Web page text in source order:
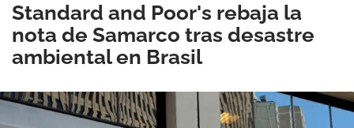
Standard and Poor's rebaja la
nota de Samarco tras desastre
ambiental en Brasil